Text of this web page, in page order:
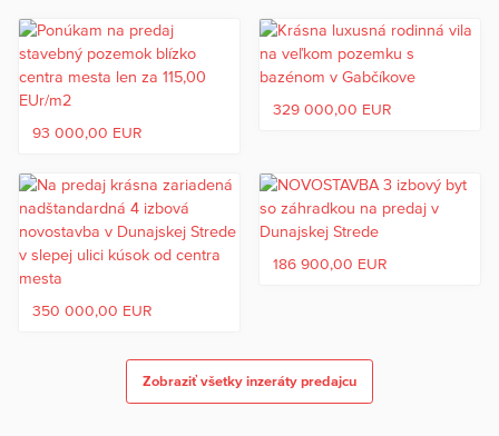
93 000,00 EUR
329 000,00 EUR
350 000,00 EUR
186 900,00 EUR
Zobraziť všetky inzeráty predajcu